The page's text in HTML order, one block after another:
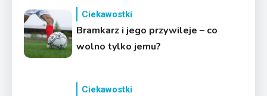
Ciekawostki
Bramkarz i jego przywileje – co
wolno tylko jemu?
Ciekawostki